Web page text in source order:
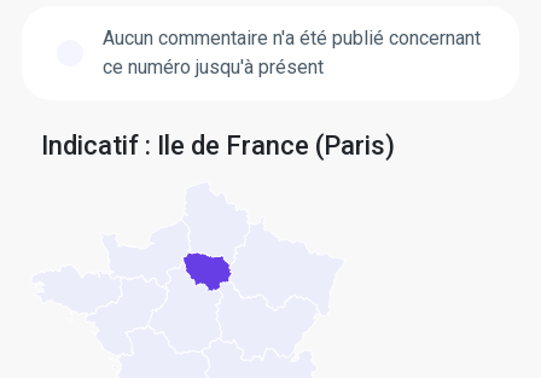
Aucun commentaire n'a été publié concernant
ce numéro jusqu'à présent
Indicatif : Ile de France (Paris)